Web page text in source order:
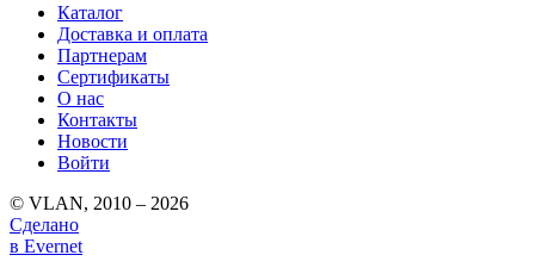
Каталог
Доставка и оплата
Партнерам
Сертификаты
О нас
Контакты
Новости
Войти
© VLAN, 2010 – 2026
Сделано
в Evernet